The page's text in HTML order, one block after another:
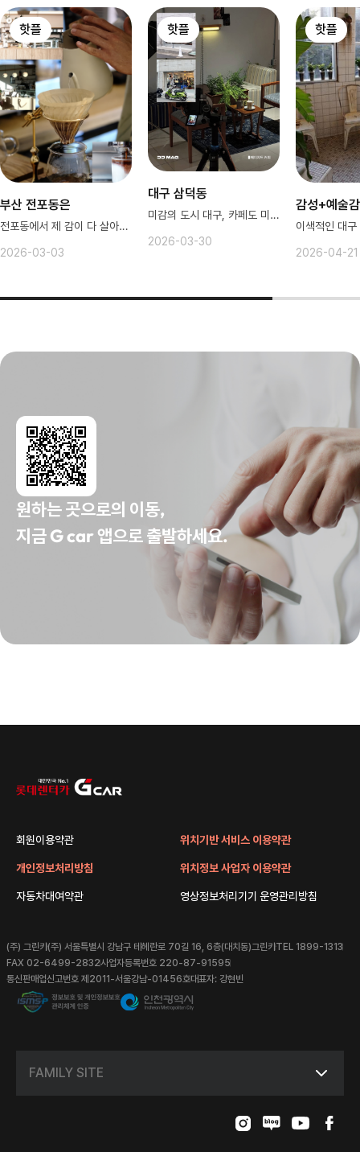
핫플
부산 전포동은
전포동에서 제 감이 다 살아왔다구요!
2026-03-03
핫플
대구 삼덕동
미감의 도시 대구, 카페도 미감..♥
2026-03-30
핫플
감성+예술
2026-04-21
원하는 곳으로의 이동,
지금 G car 앱으로 출발하세요.
회원이용약관
개인정보처리방침
자동차대여약관
위치기반 서비스 이용약관
위치정보 사업자 이용약관
영상정보처리기기 운영관리방침
(주) 그린카(주) 서울특별시 강남구 테헤란로 70길 16, 6층(대치동)그린카TEL 1899-1313
FAX 02-6499-2832사업자등록번호 220-87-91595
통신판매업신고번호 제2011-서울강남-01456호대표자: 강현빈